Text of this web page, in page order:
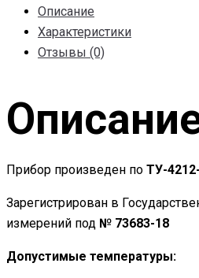
Описание
Характеристики
Отзывы (0)
Прибор произведен по ТУ-
Зарегистрирован в
измерений под № 73683-18
Допустимые температуры: